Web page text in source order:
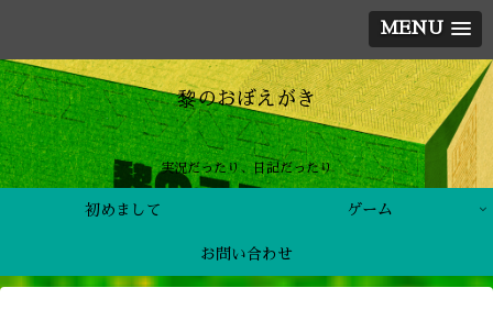
MENU
黎のおぼえがき
実況だったり、日記だったり
初めまして ゲーム
お問い合わせ